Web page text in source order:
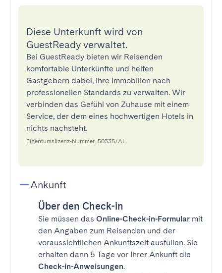
Diese Unterkunft wird von
GuestReady verwaltet.
Bei GuestReady bieten wir Reisenden
komfortable Unterkünfte und helfen
Gastgebern dabei, ihre Immobilien nach
professionellen Standards zu verwalten. Wir
verbinden das Gefühl von Zuhause mit einem
Service, der dem eines hochwertigen Hotels in
nichts nachsteht.
Eigentumslizenz-Nummer: 50335/AL
Ankunft
Über den Check-in
Sie müssen das Online-Check-in-Formular mit
den Angaben zum Reisenden und der
voraussichtlichen Ankunftszeit ausfüllen. Sie
erhalten dann 5 Tage vor Ihrer Ankunft die
Check-in-Anweisungen.